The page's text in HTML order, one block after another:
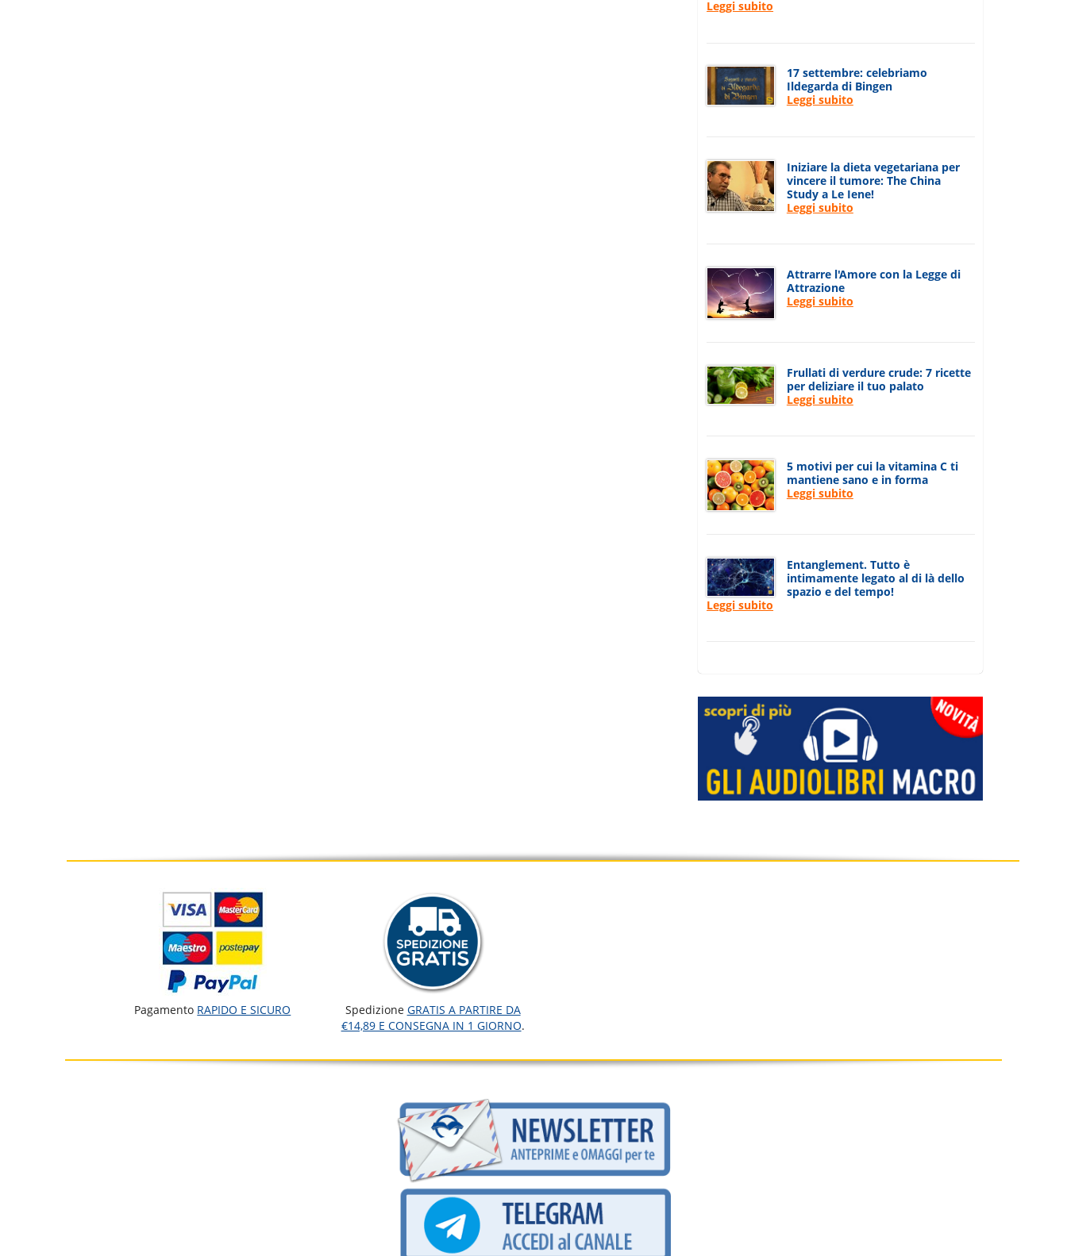
Leggi subito
17 settembre: celebriamo
Ildegarda di Bingen
Leggi subito
Iniziare la dieta vegetariana per
vincere il tumore: The China
Study a Le Iene!
Leggi subito
Attrarre l'Amore con la Legge di
Attrazione
Leggi subito
Frullati di verdure crude: 7 ricette
per deliziare il tuo palato
Leggi subito
5 motivi per cui la vitamina C ti
mantiene sano e in forma
Leggi subito
Entanglement. Tutto è
intimamente legato al di là dello
spazio e del tempo!
Leggi subito
Pagamento RAPIDO E SICURO Spedizione GRATIS A PARTIRE DA
€14,89 E CONSEGNA IN 1 GIORNO.